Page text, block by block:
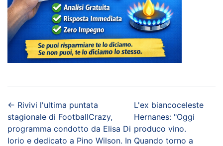
← Rivivi l'ultima puntata
stagionale di FootballCrazy,
programma condotto da Elisa Di
Iorio e dedicato a Pino Wilson. In
L'ex biancoceleste
Hernanes: "Oggi
produco vino.
Quando torno a